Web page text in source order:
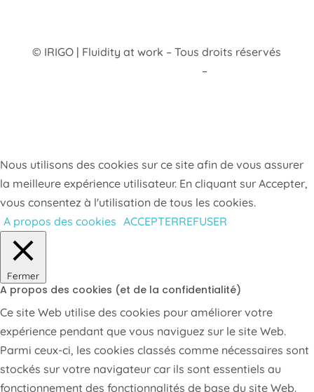
© IRIGO | Fluidity at work – Tous droits réservés
–
Nous utilisons des cookies sur ce site afin de vous assurer
la meilleure expérience utilisateur. En cliquant sur Accepter,
vous consentez à l'utilisation de tous les cookies.
A propos des cookies ACCEPTERREFUSER
Fermer
A propos des cookies (et de la confidentialité)
Ce site Web utilise des cookies pour améliorer votre
expérience pendant que vous naviguez sur le site Web.
Parmi ceux-ci, les cookies classés comme nécessaires sont
stockés sur votre navigateur car ils sont essentiels au
fonctionnement des fonctionnalités de base du site Web.